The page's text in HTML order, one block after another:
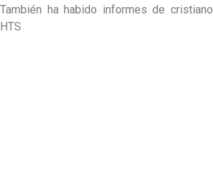
También ha habido informes de
HTS